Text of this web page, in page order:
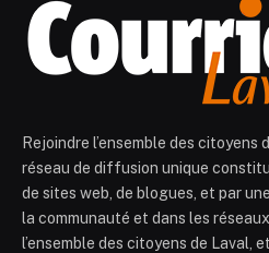
Rejoindre l’ensemble des citoyens
réseau de diffusion unique
de sites web, de blogues, et par
la communauté et dans les
l’ensemble des citoyens de Laval,